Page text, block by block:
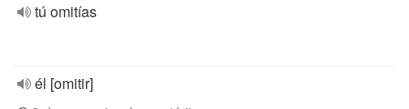
tú omitías
él [omitir]